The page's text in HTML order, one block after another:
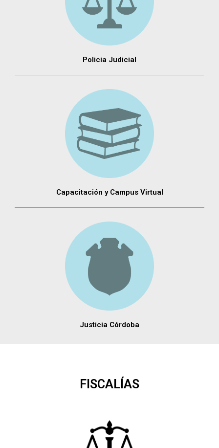
Policia Judicial
Capacitación y Campus Virtual
Justicia Córdoba
FISCALÍAS